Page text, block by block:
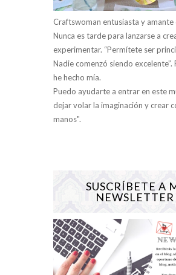
Craftswoman entusiasta y amante
Nunca es tarde para lanzarse a
experimentar. “Permítete ser
Nadie comenzó siendo excelente”.
he hecho mía.
Puedo ayudarte a entrar en este
dejar volar la imaginación y crear
manos".
SUSCRÍBETE A
NEWSLETTER